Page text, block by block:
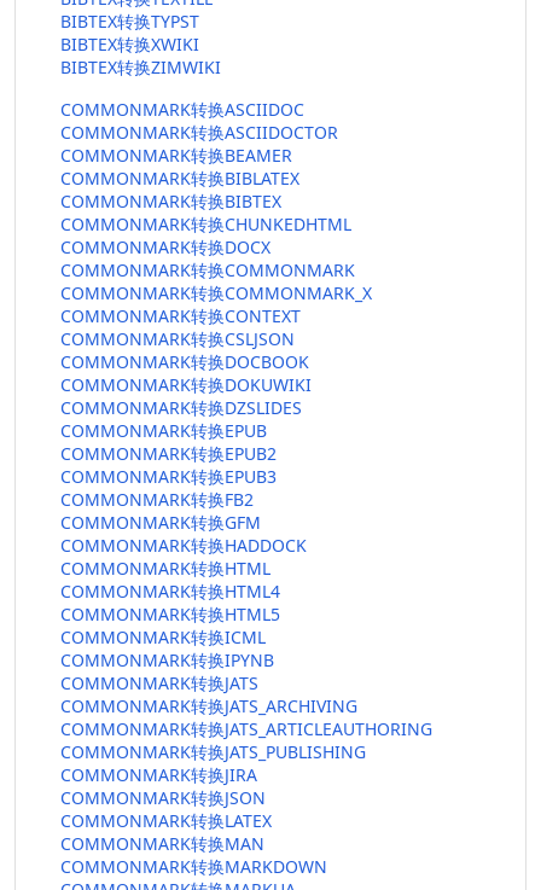
BIBTEX转换TYPST
BIBTEX转换XWIKI
BIBTEX转换ZIMWIKI
COMMONMARK转换ASCIIDOC
COMMONMARK转换ASCIIDOCTOR
COMMONMARK转换BEAMER
COMMONMARK转换BIBLATEX
COMMONMARK转换BIBTEX
COMMONMARK转换CHUNKEDHTML
COMMONMARK转换DOCX
COMMONMARK转换COMMONMARK
COMMONMARK转换COMMONMARK_X
COMMONMARK转换CONTEXT
COMMONMARK转换CSLJSON
COMMONMARK转换DOCBOOK
COMMONMARK转换DOKUWIKI
COMMONMARK转换DZSLIDES
COMMONMARK转换EPUB
COMMONMARK转换EPUB2
COMMONMARK转换EPUB3
COMMONMARK转换FB2
COMMONMARK转换GFM
COMMONMARK转换HADDOCK
COMMONMARK转换HTML
COMMONMARK转换HTML4
COMMONMARK转换HTML5
COMMONMARK转换ICML
COMMONMARK转换IPYNB
COMMONMARK转换JATS
COMMONMARK转换JATS_ARCHIVING
COMMONMARK转换JATS_ARTICLEAUTHORING
COMMONMARK转换JATS_PUBLISHING
COMMONMARK转换JIRA
COMMONMARK转换JSON
COMMONMARK转换LATEX
COMMONMARK转换MAN
COMMONMARK转换MARKDOWN